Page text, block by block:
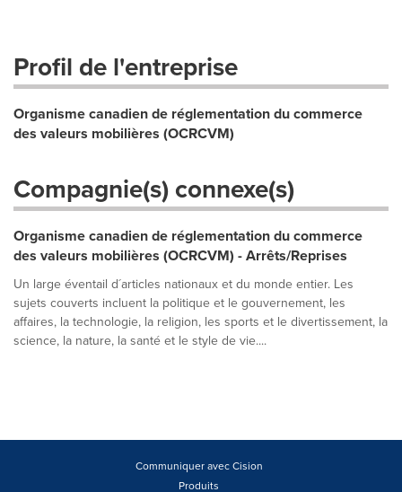
Profil de l'entreprise
Organisme canadien de réglementation du commerce
des valeurs mobilières (OCRCVM)
Compagnie(s) connexe(s)
Organisme canadien de réglementation du commerce
des valeurs mobilières (OCRCVM) - Arrêts/Reprises
Un large éventail d´articles nationaux et du monde entier. Les
sujets couverts incluent la politique et le gouvernement, les
affaires, la technologie, la religion, les sports et le divertissement, la
science, la nature, la santé et le style de vie....
Communiquer avec Cision
Produits